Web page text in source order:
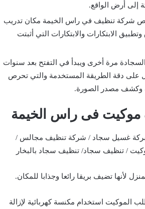
إلى أرض الواقع.
تنظيف في راس الخيمة مكان تدريب
الابتكارات والابتكارات التي أثبتت
مرة أخرى ويبدأ في التفتح بعد سنوات
على دقة الطريقة المستخدمة والتي تحرص
وكشف مصدر الصورة.
فى راس الخيمة
غسيل سجاد / شركة تنظيف مجالس /
/ تنظيف سجاد/ تنظيف سجاد بالبخار
لأنها تضيف بريقا رائعا وجذابا للمكان.
الموكيت استخدام مكنسة كهربائية لإزالة